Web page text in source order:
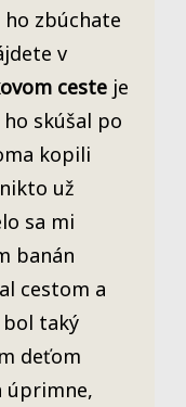
zbúchate
v
ceste je
skúšal po
kopili
už
sa mi
banán
cestom a
bol taký
deťom
úprimne,